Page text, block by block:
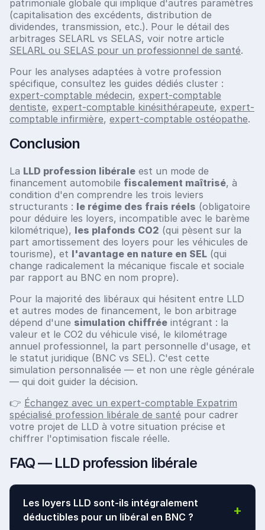
patrimoniale globale qui implique d'autres paramètres
(capitalisation des excédents, distribution de
dividendes, transmission, etc.). Pour le détail des
arbitrages SELARL vs SELAS, voir notre article
SELARL ou SELAS pour un professionnel de santé.
Pour les analyses adaptées à votre profession
spécifique, consultez les guides dédiés cluster :
expert-comptable médecin, expert-comptable
dentiste, expert-comptable kinésithérapeute, expert-
comptable infirmière, expert-comptable ostéopathe.
Conclusion
La LLD profession libérale est un mode de
financement automobile fiscalement maîtrisé, à
condition d'en comprendre les trois leviers
structurants : le régime des frais réels (obligatoire
pour déduire les loyers, incompatible avec le barème
kilométrique), les plafonds CO2 (qui pèsent sur la
part amortissement des loyers pour les véhicules de
tourisme), et l'avantage en nature en SEL (qui
change radicalement la mécanique fiscale et sociale
par rapport au BNC en nom propre).
Pour la majorité des libéraux qui hésitent entre LLD
et autres modes de financement, le bon arbitrage
dépend d'une simulation chiffrée intégrant : la
valeur et le CO2 du véhicule visé, le kilométrage
annuel professionnel, la part personnelle d'usage, et
le statut juridique (BNC vs SEL). C'est cette
simulation personnalisée — et non une règle générale
— qui doit guider la décision.
👉 Échangez avec un expert-comptable Expatrim
spécialisé profession libérale de santé pour cadrer
votre projet de LLD à votre situation précise et
chiffrer l'optimisation fiscale réelle.
FAQ — LLD profession libérale
Les loyers LLD sont-ils intégralement
déductibles pour un libéral en BNC ?
+